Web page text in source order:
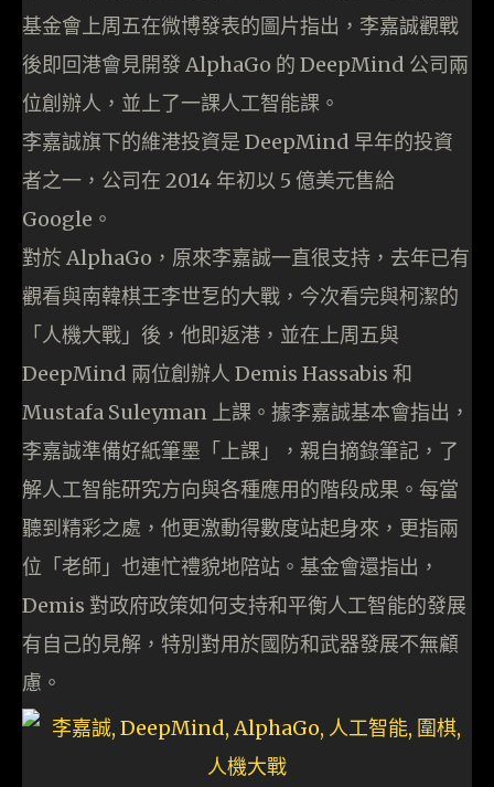
基金會上周五在微博發表的圖片指出，李嘉誠觀戰
後即回港會見開發 AlphaGo 的 DeepMind 公司兩
位創辦人，並上了一課人工智能課。
李嘉誠旗下的維港投資是 DeepMind 早年的投資
者之一，公司在 2014 年初以 5 億美元售給
Google。
對於 AlphaGo，原來李嘉誠一直很支持，去年已有
觀看與南韓棋王李世乭的大戰，今次看完與柯潔的
「人機大戰」後，他即返港，並在上周五與
DeepMind 兩位創辦人 Demis Hassabis 和
Mustafa Suleyman 上課。據李嘉誠基本會指出，
李嘉誠準備好紙筆墨「上課」，親自摘錄筆記，了
解人工智能研究方向與各種應用的階段成果。每當
聽到精彩之處，他更激動得數度站起身來，更指兩
位「老師」也連忙禮貌地陪站。基金會還指出，
Demis 對政府政策如何支持和平衡人工智能的發展
有自己的見解，特別對用於國防和武器發展不無顧
慮。